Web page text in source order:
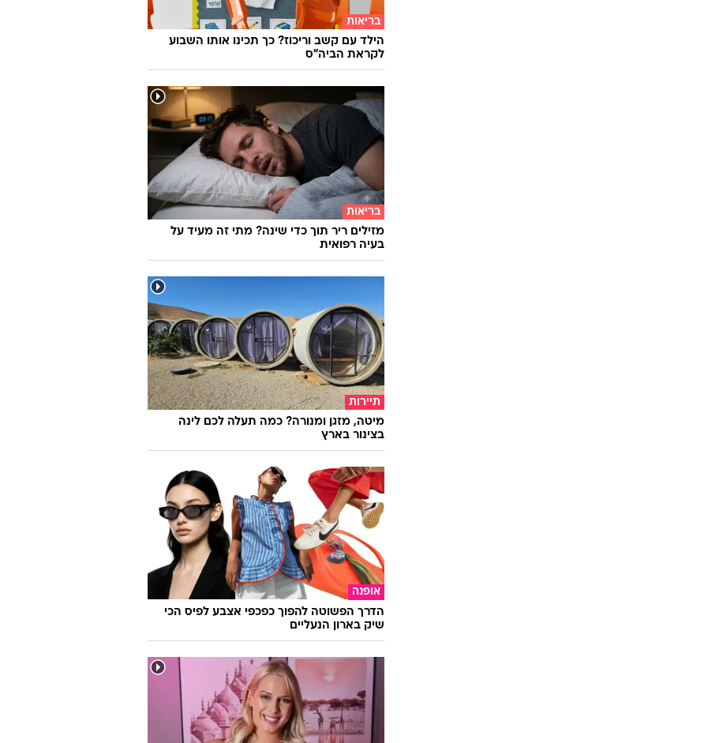
בריאות
הילד עם קשב וריכוז? כך תכינו אותו השבוע
לקראת הביה"ס
בריאות
מזילים ריר תוך כדי שינה? מתי זה מעיד על
בעיה רפואית
תיירות
מיטה, מזגן ומנורה? כמה תעלה לכם לינה
בצינור בארץ
אופנה
הדרך הפשוטה להפוך כפכפי אצבע לפיס הכי
שיק בארון הנעליים